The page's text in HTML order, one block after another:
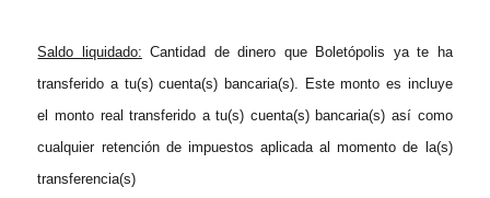
Saldo liquidado: Cantidad dedinero que Boletópolis ya te ha
transferido a tu(s) cuenta(s) bancaria(s). Este monto es incluye
el monto real transferido a tu(s) cuenta(s) bancaria(s) así como
cualquier retención de impuestos aplicada al momento de la(s)
transferencia(s)